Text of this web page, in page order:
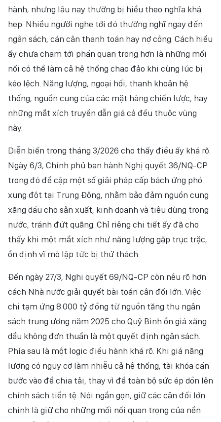
hành, nhưng lâu nay thường bị hiểu theo nghĩa khá
hẹp. Nhiều người nghe tới đó thường nghĩ ngay đến
ngân sách, cán cân thanh toán hay nợ công. Cách hiểu
ấy chưa chạm tới phần quan trọng hơn là những mối
nối có thể làm cả hệ thống chao đảo khi cùng lúc bị
kéo lệch. Năng lượng, ngoại hối, thanh khoản hệ
thống, nguồn cung của các mặt hàng chiến lược, hay
những mắt xích truyền dẫn giá cả đều thuộc vùng
này.
Diễn biến trong tháng 3/2026 cho thấy điều ấy khá rõ.
Ngày 6/3, Chính phủ ban hành Nghị quyết 36/NQ-CP
trong đó đề cập một số giải pháp cấp bách ứng phó
xung đột tại Trung Đông, nhằm bảo đảm nguồn cung
xăng dầu cho sản xuất, kinh doanh và tiêu dùng trong
nước, tránh đứt quãng. Chỉ riêng chi tiết ấy đã cho
thấy khi một mắt xích như năng lượng gặp trục trặc,
ổn định vĩ mô lập tức bị thử thách.
Đến ngày 27/3, Nghị quyết 69/NQ-CP còn nêu rõ hơn
cách Nhà nước giải quyết bài toán cân đối lớn. Việc
chi tạm ứng 8.000 tỷ đồng từ nguồn tăng thu ngân
sách trung ương năm 2025 cho Quỹ Bình ổn giá xăng
dầu không đơn thuần là một quyết định ngân sách.
Phía sau là một logic điều hành khá rõ. Khi giá năng
lượng có nguy cơ làm nhiễu cả hệ thống, tài khóa cần
bước vào để chia tải, thay vì để toàn bộ sức ép dồn lên
chính sách tiền tệ. Nói ngắn gọn, giữ các cân đối lớn
chính là giữ cho những mối nối quan trọng của nền